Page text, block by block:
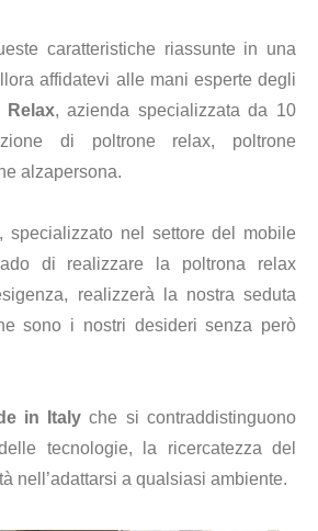
caratteristiche riassunte in una
affidatevi alle mani esperte degli
Relax, azienda specializzata da 10
di poltrone relax, poltrone
alzapersona.
specializzato nel settore del mobile
di realizzare la poltrona relax
realizzerà la nostra seduta
sono i nostri desideri senza però
in Italy che si contraddistinguono
tecnologie, la ricercatezza del
nell’adattarsi a qualsiasi ambiente.